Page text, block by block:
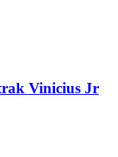
Vinicius Jr